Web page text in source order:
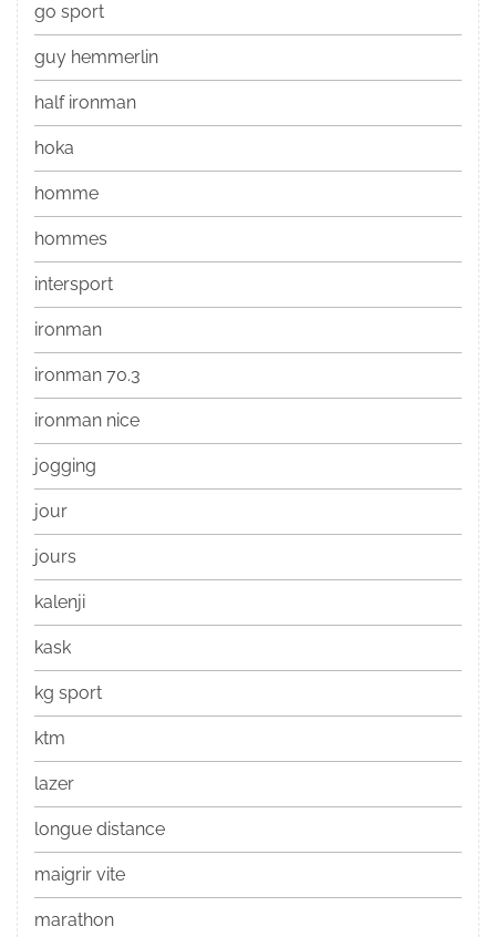
go sport
guy hemmerlin
half ironman
hoka
homme
hommes
intersport
ironman
ironman 70.3
ironman nice
jogging
jour
jours
kalenji
kask
kg sport
ktm
lazer
longue distance
maigrir vite
marathon